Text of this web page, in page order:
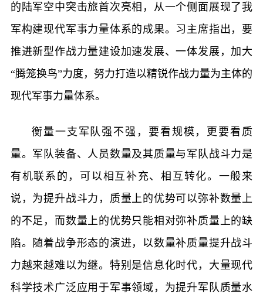
的陆军空中突击旅首次亮相，从一个侧面展现了我
军构建现代军事力量体系的成果。习主席指出，要
推进新型作战力量建设加速发展、一体发展，加大
“腾笼换鸟”力度，努力打造以精锐作战力量为主体的
现代军事力量体系。
衡量一支军队强不强，要看规模，更要看质
量。军队装备、人员数量及其质量与军队战斗力是
有机联系的，可以相互补充、相互转化。一般来
说，为提升战斗力，质量上的优势可以弥补数量上
的不足，而数量上的优势只能相对弥补质量上的缺
陷。随着战争形态的演进，以数量补质量提升战斗
力越来越难以为继。特别是信息化时代，大量现代
科学技术广泛应用于军事领域，为提升军队质量水